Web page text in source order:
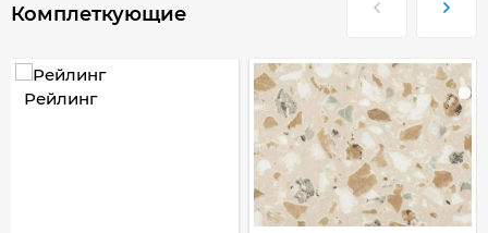
Комплеткующие
Рейлинг